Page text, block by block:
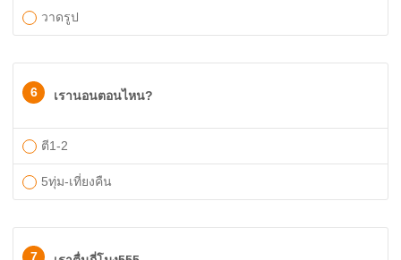
วาดรูป
6 เรานอนตอนไหน?
ตี1-2
5ทุ่ม-เที่ยงคืน
7